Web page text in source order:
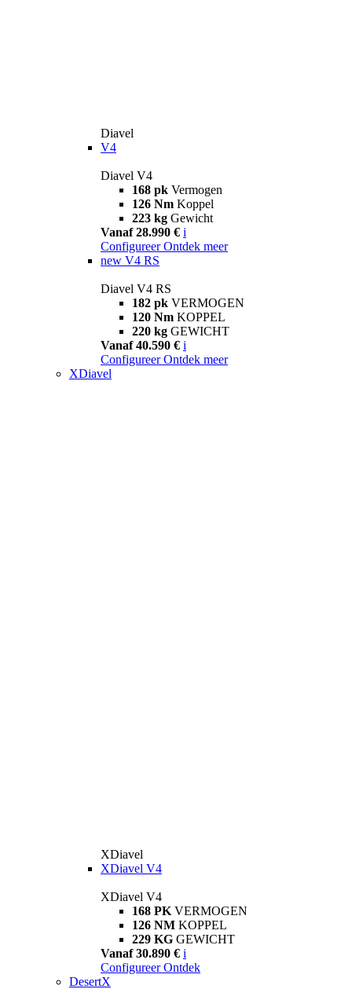
Diavel
V4
Diavel V4
168 pk Vermogen
126 Nm Koppel
223 kg Gewicht
Vanaf 28.990 € i
Configureer Ontdek meer
new V4 RS
Diavel V4 RS
182 pk VERMOGEN
120 Nm KOPPEL
220 kg GEWICHT
Vanaf 40.590 € i
Configureer Ontdek meer
XDiavel
XDiavel
XDiavel V4
XDiavel V4
168 PK VERMOGEN
126 NM KOPPEL
229 KG GEWICHT
Vanaf 30.890 € i
Configureer Ontdek
DesertX